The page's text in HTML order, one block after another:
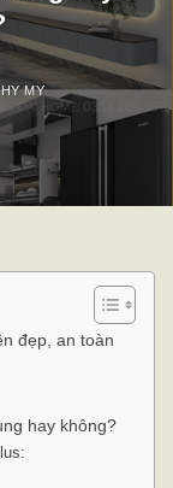
HY MY
đẹp, an toàn
hay không?